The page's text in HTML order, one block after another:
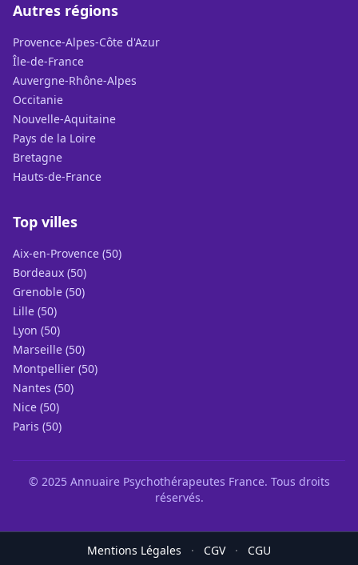
Autres régions
Provence-Alpes-Côte d'Azur
Île-de-France
Auvergne-Rhône-Alpes
Occitanie
Nouvelle-Aquitaine
Pays de la Loire
Bretagne
Hauts-de-France
Top villes
Aix-en-Provence (50)
Bordeaux (50)
Grenoble (50)
Lille (50)
Lyon (50)
Marseille (50)
Montpellier (50)
Nantes (50)
Nice (50)
Paris (50)
© 2025 Annuaire Psychothérapeutes France. Tous droits
réservés.
Mentions Légales · CGV · CGU